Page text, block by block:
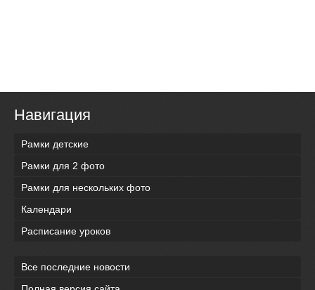
Навигация
Рамки детские
Рамки для 2 фото
Рамки для нескольких фото
Календари
Расписание уроков
Все последние новости